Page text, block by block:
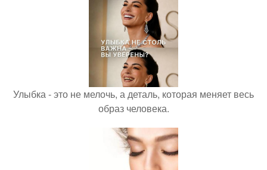
Улыбка - это не мелочь, а деталь, которая меняет весь
образ человека.